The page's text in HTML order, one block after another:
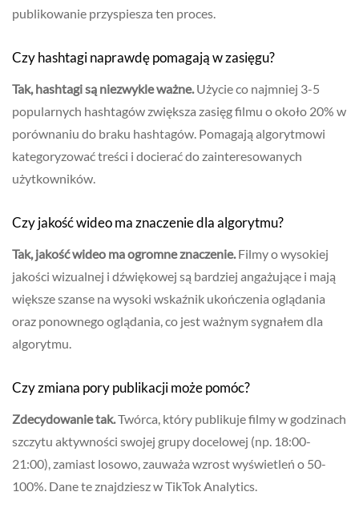
publikowanie przyspiesza ten proces.
Czy hashtagi naprawdę pomagają w zasięgu?
Tak, hashtagi są niezwykle ważne.Użycie co najmniej 3-5
popularnych hashtagów zwiększa zasięg filmu o około 20% w
porównaniu do braku hashtagów. Pomagają algorytmowi
kategoryzować treści i docierać do zainteresowanych
użytkowników.
Czy jakość wideo ma znaczenie dla algorytmu?
Tak, jakość wideo ma ogromne znaczenie.Filmy o wysokiej
jakości wizualnej i dźwiękowej są bardziej angażujące i mają
większe szanse na wysoki wskaźnik ukończenia oglądania
oraz ponownego oglądania, co jest ważnym sygnałem dla
algorytmu.
Czy zmiana pory publikacji może pomóc?
Zdecydowanie tak.Twórca, który publikuje filmy w godzinach
szczytu aktywności swojej grupy docelowej (np. 18:00-
21:00), zamiast losowo, zauważa wzrost wyświetleń o 50-
100%. Dane te znajdziesz w TikTok Analytics.